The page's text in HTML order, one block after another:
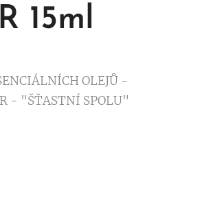
15ml
OLEJŮ -
- "ŠŤASTNÍ SPOLU"